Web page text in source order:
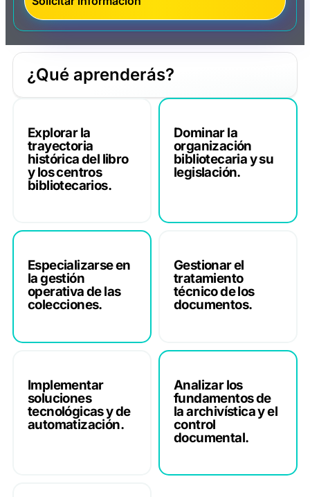
¿Qué aprenderás?
Explorar la
trayectoria
histórica del libro
y los centros
bibliotecarios.
Dominar la
organización
bibliotecaria y su
legislación.
Especializarse en
la gestión
operativa de las
colecciones.
Gestionar el
tratamiento
técnico de los
documentos.
Implementar
soluciones
tecnológicas y de
automatización.
Analizar los
fundamentos de
la archivística y el
control
documental.